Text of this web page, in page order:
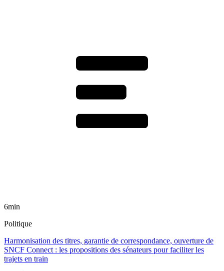
6min
Politique
Harmonisation des titres, garantie de correspondance, ouverture de
SNCF Connect : les propositions des sénateurs pour faciliter les
trajets en train